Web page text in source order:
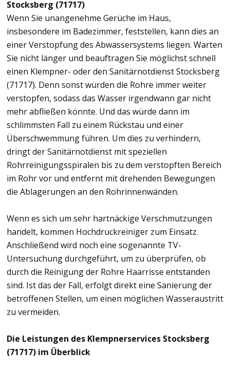
Stocksberg (71717)
Wenn Sie unangenehme Gerüche im Haus,
insbesondere im Badezimmer, feststellen, kann dies an
einer Verstopfung des Abwassersystems liegen. Warten
Sie nicht länger und beauftragen Sie möglichst schnell
einen Klempner- oder den Sanitärnotdienst Stocksberg
(71717). Denn sonst würden die Rohre immer weiter
verstopfen, sodass das Wasser irgendwann gar nicht
mehr abfließen könnte. Und das würde dann im
schlimmsten Fall zu einem Rückstau und einer
Überschwemmung führen. Um dies zu verhindern,
dringt der Sanitärnotdienst mit speziellen
Rohrreinigungsspiralen bis zu dem verstopften Bereich
im Rohr vor und entfernt mit drehenden Bewegungen
die Ablagerungen an den Rohrinnenwänden.
Wenn es sich um sehr hartnäckige Verschmutzungen
handelt, kommen Hochdruckreiniger zum Einsatz.
Anschließend wird noch eine sogenannte TV-
Untersuchung durchgeführt, um zu überprüfen, ob
durch die Reinigung der Rohre Haarrisse entstanden
sind. Ist das der Fall, erfolgt direkt eine Sanierung der
betroffenen Stellen, um einen möglichen Wasseraustritt
zu vermeiden.
Die Leistungen des Klempnerservices Stocksberg
(71717) im Überblick